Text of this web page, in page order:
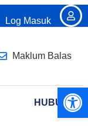
Log Masuk
Maklum Balas
HUBUNGI